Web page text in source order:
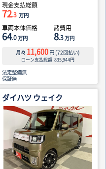
現金支払総額
72.3 万円
車両本体価格
64.0万円
諸費用
8.3万円
月々 11,600 円 (72回払い)
ローン支払総額 835,944円
法定整備無
保証無
ダイハツ ウェイク